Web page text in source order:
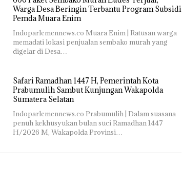
Warga Desa Beringin Terbantu Program Subsidi
Pemda Muara Enim
Indoparlemennews.co Muara Enim | Ratusan warga
memadati lokasi penjualan sembako murah yang
digelar di Desa…
Safari Ramadhan 1447 H, Pemerintah Kota
Prabumulih Sambut Kunjungan Wakapolda
Sumatera Selatan
Indoparlemennews.co Prabumulih | Dalam suasana
penuh kekhusyukan bulan suci Ramadhan 1447
H/2026 M, Wakapolda Provinsi…